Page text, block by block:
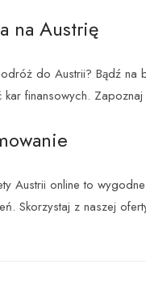
na Austrię
do Austrii? Bądź na
kar finansowych.
Austrii online to
Skorzystaj z naszej